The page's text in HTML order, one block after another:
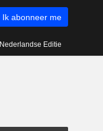
Ik abonneer me
Nederlandse Editie